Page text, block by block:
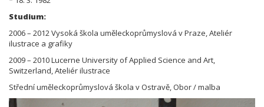
Studium:
2006 – 2012 Vysoká škola uměleckoprůmyslová v Praze, Ateliér
ilustrace a grafiky
2009 – 2010 Lucerne University of Applied Science and Art,
Switzerland, Ateliér ilustrace
Střední uměleckoprůmyslová škola v Ostravě, Obor / malba